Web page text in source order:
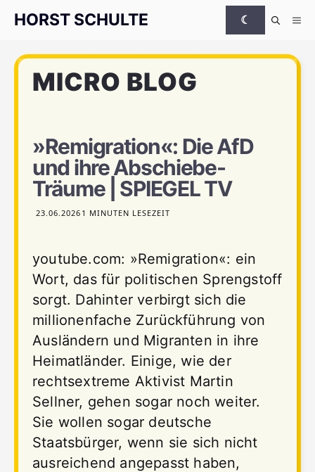
HORST SCHULTE ☾
MICRO BLOG
»Remigration«: Die AfD
und ihre Abschiebe-
Träume | SPIEGEL TV
23.06.2026 1 MINUTEN LESEZEIT
youtube.com: »Remigration«: ein
Wort, das für politischen Sprengstoff
sorgt. Dahinter verbirgt sich die
millionenfache Zurückführung von
Ausländern und Migranten in ihre
Heimatländer. Einige, wie der
rechtsextreme Aktivist Martin
Sellner, gehen sogar noch weiter.
Sie wollen sogar deutsche
Staatsbürger, wenn sie sich nicht
ausreichend angepasst haben,